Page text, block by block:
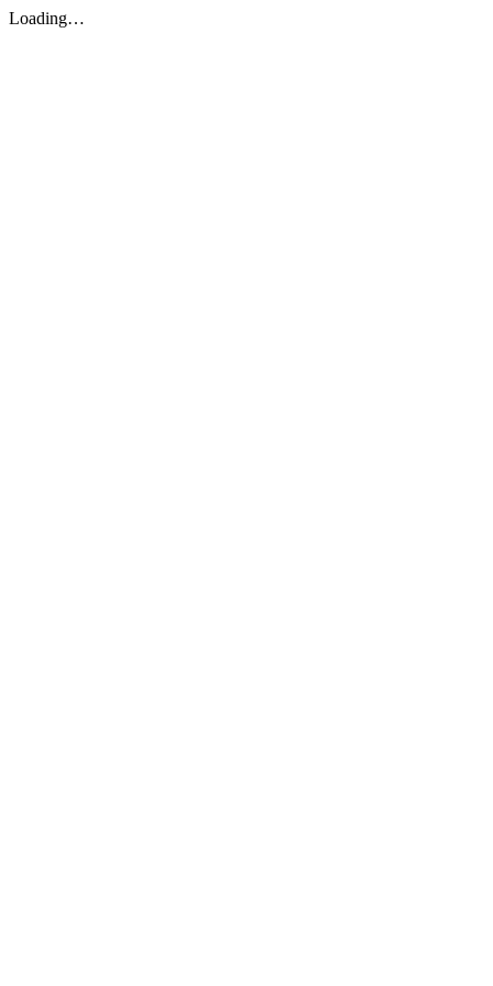
Loading…